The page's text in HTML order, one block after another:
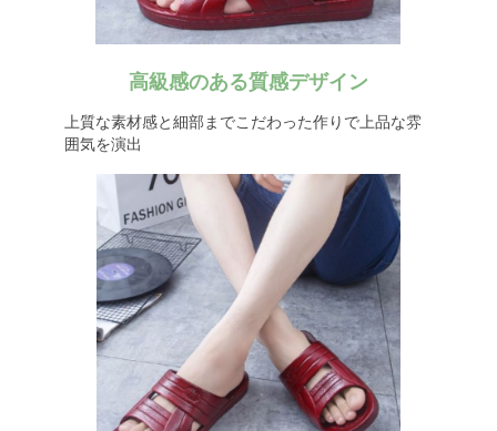
高級感のある質感デザイン
上質な素材感と細部までこだわった作りで上品な雰
囲気を演出